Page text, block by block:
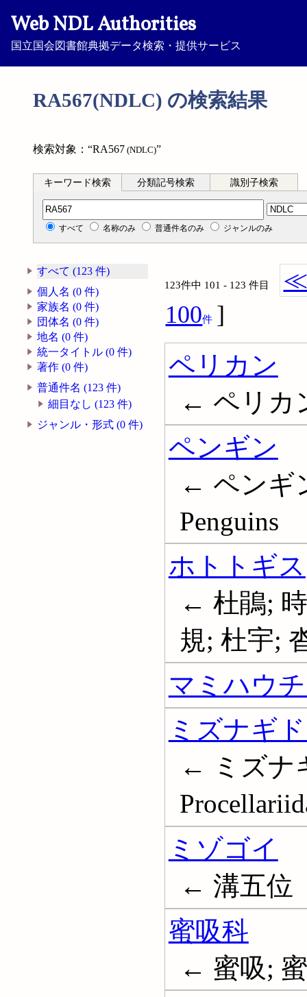
Web NDL Authorities
国立国会図書館典拠データ検索・提供サービス
RA567(NDLC) の検索結果
検索対象：“RA567 (NDLC)”
キーワード検索 分類記号検索 識別子検索
分類記号検索
すべて 名称のみ 普通件名のみ ジャンルのみ
すべて (123 件)
個人名 (0 件)
家族名 (0 件)
団体名 (0 件)
地名 (0 件)
統一タイトル (0 件)
著作 (0 件)
普通件名 (123 件)
細目なし (123 件)
ジャンル・形式 (0 件)
123件中 101 - 123 件目
100件 ]
ペリカン
← ペリカ
ペンギン
← ペンギ
Penguins
ホトトギス
← 杜鵑;
規; 杜宇;
マミハウ
ミズナギ
← ミズナ
ミゾゴイ
← 溝五位
蜜吸科
← 蜜吸; 蜜